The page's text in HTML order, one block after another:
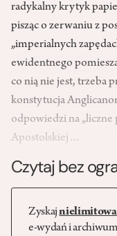
radykalny krytyk
pisząc o zerwaniu z
„imperialnych
ewidentnego
co nią nie jest, trzeba
konstytucja
odpowiedzi na „liczne
Apostolskiej…
Czytaj bez
Zyskaj
e-wydań i